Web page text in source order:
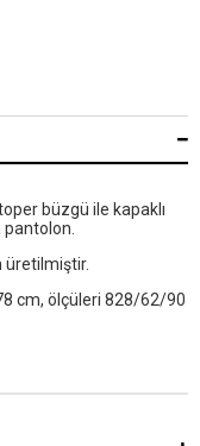
büzgü ile kapaklı
üretilmiştir.
cm, ölçüleri 828/62/90